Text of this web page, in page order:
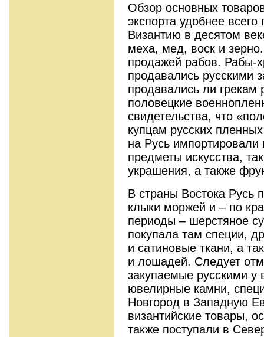
Обзор основных
экспорта удобнее
Византию в десятом
меха, мед, воск и
продажей рабов. Рабы-
продавались русскими
продавались ли грекам
половецкие
свидетельства, что
купцам русских
на Русь
предметы искусства,
украшения, а также
В страны Востока Русь
клыки моржей и – по
периоды – шерстяное
покупала там специи,
и сатиновые ткани, а
и лошадей. Следует
закупаемые русскими у
ювелирные камни,
Новгород в Западную
византийские товары,
также поступали в